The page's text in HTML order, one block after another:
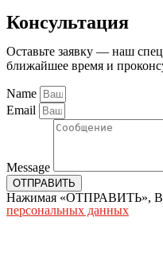
Консультация
Оставьте заявку — наш
ближайшее время и
Name
Email
Message
ОТПРАВИТЬ
Нажимая «ОТПРАВИТЬ»,
персональных данных